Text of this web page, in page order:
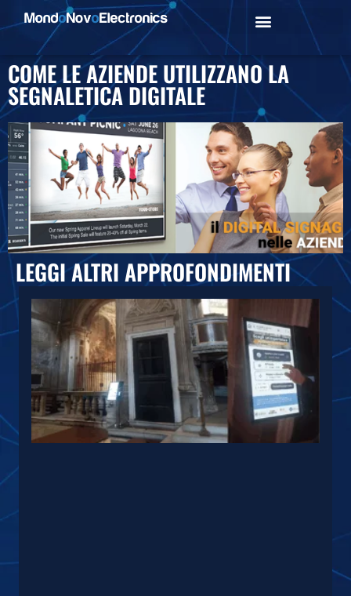
COME LE AZIENDE UTILIZZANO LA
SEGNALETICA DIGITALE
LEGGI ALTRI APPROFONDIMENTI